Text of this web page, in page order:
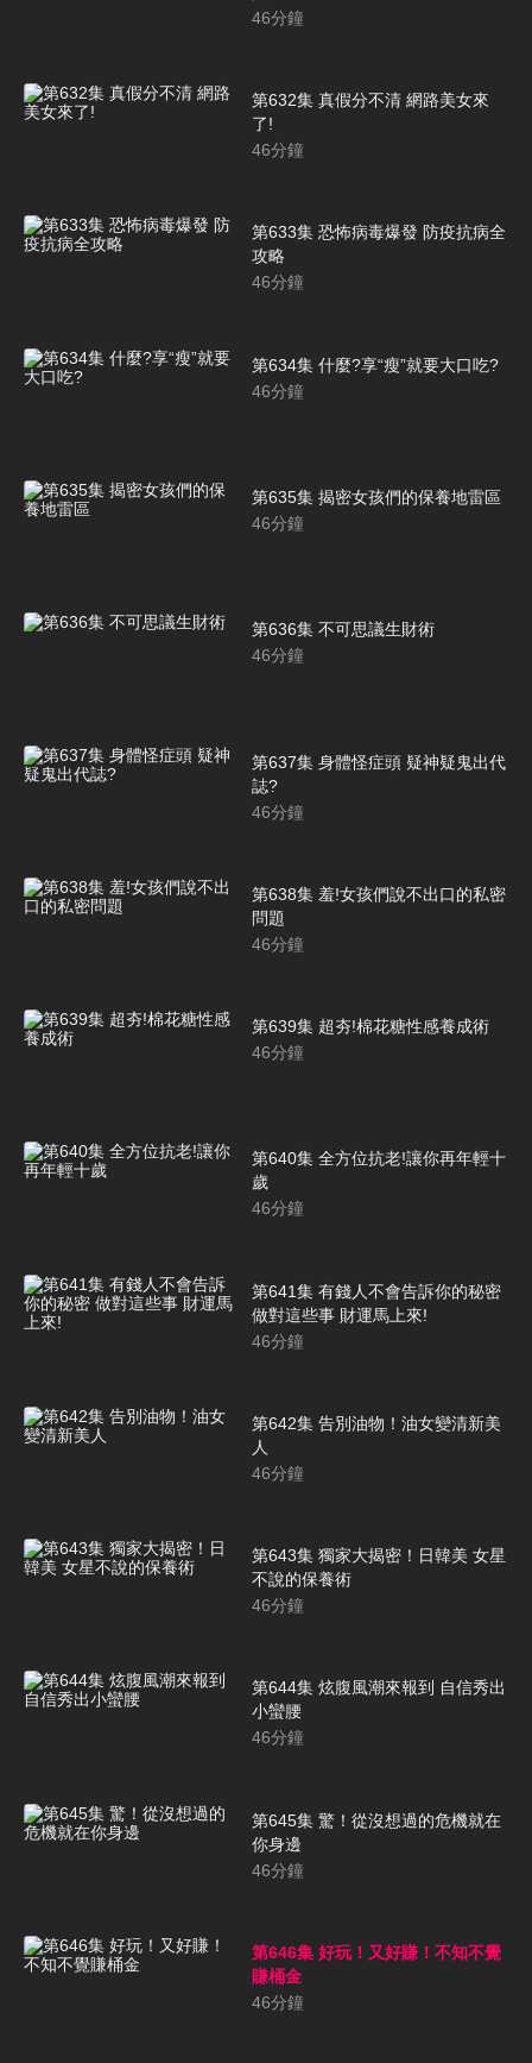
46分鐘
第632集 真假分不清 網路美女來
了!
46分鐘
第633集 恐怖病毒爆發 防疫抗病全
攻略
46分鐘
第634集 什麼?享“瘦”就要大口吃?
46分鐘
第635集 揭密女孩們的保養地雷區
46分鐘
第636集 不可思議生財術
46分鐘
第637集 身體怪症頭 疑神疑鬼出代
誌?
46分鐘
第638集 羞!女孩們說不出口的私密
問題
46分鐘
第639集 超夯!棉花糖性感養成術
46分鐘
第640集 全方位抗老!讓你再年輕十
歲
46分鐘
第641集 有錢人不會告訴你的秘密
做對這些事 財運馬上來!
46分鐘
第642集 告別油物！油女變清新美
人
46分鐘
第643集 獨家大揭密！日韓美 女星
不說的保養術
46分鐘
第644集 炫腹風潮來報到 自信秀出
小蠻腰
46分鐘
第645集 驚！從沒想過的危機就在
你身邊
46分鐘
第646集 好玩！又好賺！不知不覺
賺桶金
46分鐘